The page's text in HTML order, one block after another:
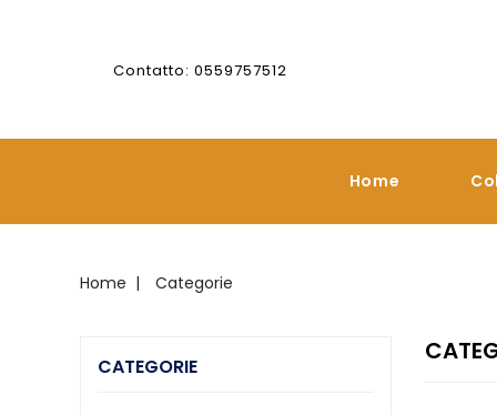
Contatto: 0559757512
Home
Home Categorie
CATEGORIE